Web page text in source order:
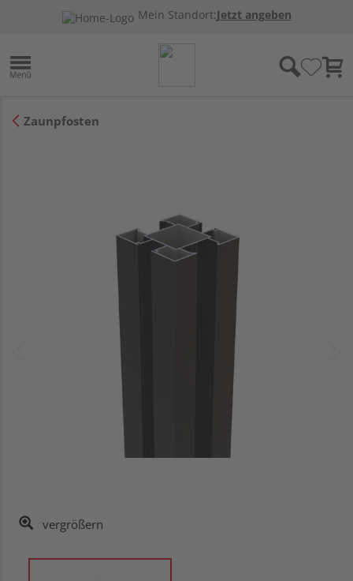
Mein Standort:Jetzt angeben
Zaunpfosten
vergrößern